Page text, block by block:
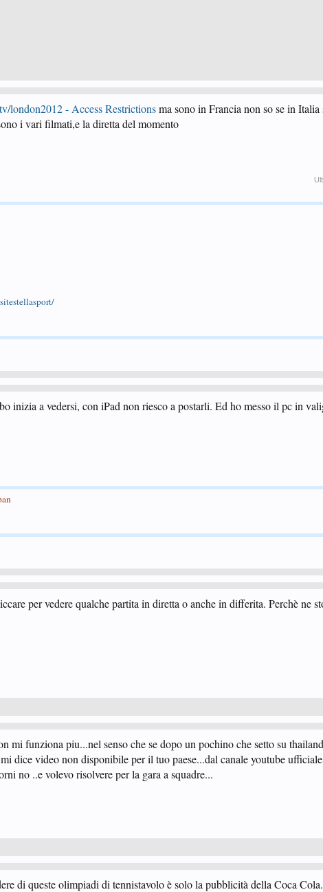
london2012 - Access Restrictionsma sono in Francia non so se in Italia
i vari filmati,e la diretta del momento
inizia a vedersi, con iPad non riesco a postarli. Ed ho messo il pc in
per vedere qualche partita in diretta o anche in differita. Perchè ne
mi funziona piu...nel senso che se dopo un pochino che setto su
dice video non disponibile per il tuo paese...dal canale youtube ufficiale
no ..e volevo risolvere per la gara a squadre...
di queste olimpiadi di tennistavolo è solo la pubblicità della Coca